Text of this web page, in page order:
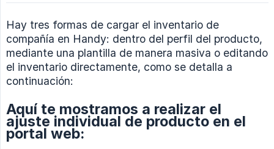
Hay tres formas de cargar el inventario de
compañía en Handy: dentro del perfil del producto,
mediante una plantilla de manera masiva o editando
el inventario directamente, como se detalla a
continuación:
Aquí te mostramos a realizar el
ajuste individual de producto en el
portal web: